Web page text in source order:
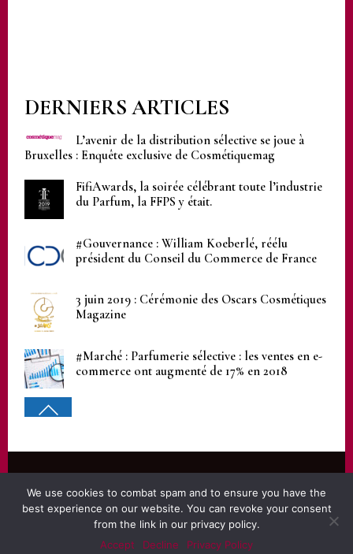
DERNIERS ARTICLES
L’avenir de la distribution sélective se joue à
Bruxelles : Enquête exclusive de Cosmétiquemag
FifiAwards, la soirée célébrant toute l’industrie
du Parfum, la FFPS y était.
#Gouvernance : William Koeberlé, réélu
président du Conseil du Commerce de France
3 juin 2019 : Cérémonie des Oscars Cosmétiques
Magazine
#Marché : Parfumerie sélective : les ventes en e-
commerce ont augmenté de 17% en 2018
© 2022 FFPS
Legal notices
We use cookies to combat spam and to ensure you have the
best experience on our website. You can revoke your consent
from the link in our privacy policy.
Accept
Decline Privacy Policy